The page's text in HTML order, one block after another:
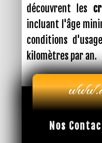
découvrent les
incluant l'âge
conditions
kilomètres par an.
Nos